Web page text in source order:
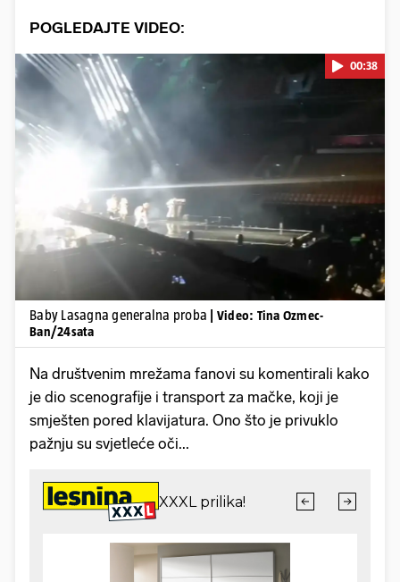
POGLEDAJTE VIDEO:
Pokretanje videa...
00:38
Baby Lasagna generalna proba
| Video: Tina Ozmec-
Ban/24sata
Na društvenim mrežama fanovi su komentirali kako
je dio scenografije i transport za mačke, koji je
smješten pored klavijatura. Ono što je privuklo
pažnju su svjetleće oči...